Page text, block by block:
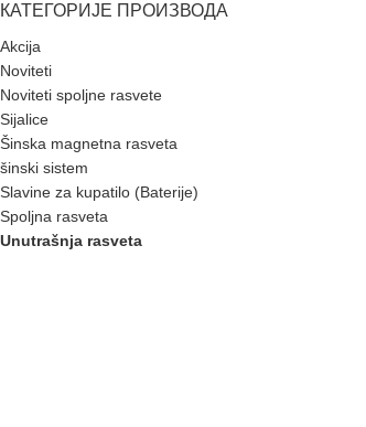
КАТЕГОРИЈЕ ПРОИЗВОДА
Akcija
Noviteti
Noviteti spoljne rasvete
Sijalice
Šinska magnetna rasveta
šinski sistem
Slavine za kupatilo (Baterije)
Spoljna rasveta
Unutrašnja rasveta